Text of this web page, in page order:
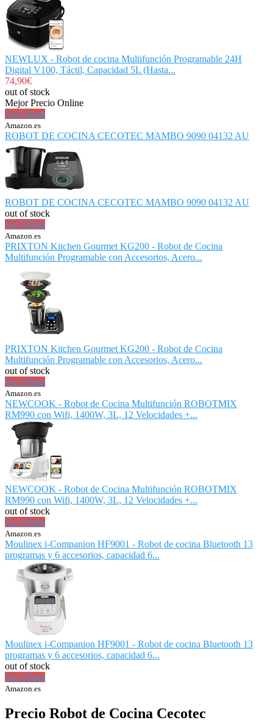
NEWLUX - Robot de cocina Multifunción Programable 24H
Digital V100, Táctil, Capacidad 5L (Hasta...
74,90€
out of stock
Mejor Precio Online
Ver Oferta
Amazon.es
ROBOT DE COCINA CECOTEC MAMBO 9090 04132 AU
ROBOT DE COCINA CECOTEC MAMBO 9090 04132 AU
out of stock
Ver Oferta
Amazon.es
PRIXTON Kitchen Gourmet KG200 - Robot de Cocina
Multifunción Programable con Accesorios, Acero...
PRIXTON Kitchen Gourmet KG200 - Robot de Cocina
Multifunción Programable con Accesorios, Acero...
out of stock
Ver Oferta
Amazon.es
NEWCOOK - Robot de Cocina Multifunción ROBOTMIX
RM990 con Wifi, 1400W, 3L, 12 Velocidades +...
NEWCOOK - Robot de Cocina Multifunción ROBOTMIX
RM990 con Wifi, 1400W, 3L, 12 Velocidades +...
out of stock
Ver Oferta
Amazon.es
Moulinex i-Companion HF9001 - Robot de cocina Bluetooth 13
programas y 6 accesorios, capacidad 6...
Moulinex i-Companion HF9001 - Robot de cocina Bluetooth 13
programas y 6 accesorios, capacidad 6...
out of stock
Ver Oferta
Amazon.es
Precio Robot de Cocina Cecotec